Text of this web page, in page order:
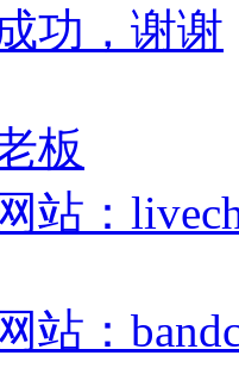
功，谢谢
板
站：
站：